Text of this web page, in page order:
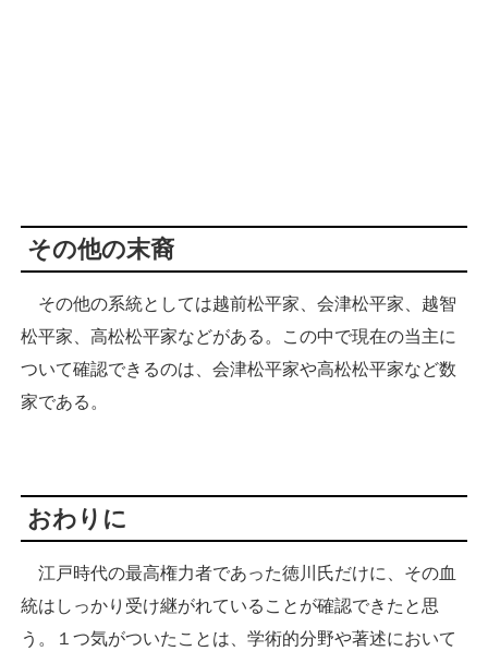
その他の末裔
その他の系統としては越前松平家、会津松平家、越智
松平家、高松松平家などがある。この中で現在の当主に
ついて確認できるのは、会津松平家や高松松平家など数
家である。
おわりに
江戸時代の最高権力者であった徳川氏だけに、その血
統はしっかり受け継がれていることが確認できたと思
う。１つ気がついたことは、学術的分野や著述において